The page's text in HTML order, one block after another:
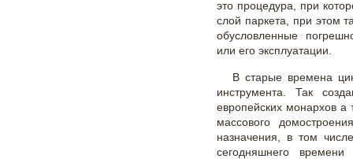
это процедура, при
слой паркета, при этом
обусловленные
или его эксплуатации.
В старые времена
инструмента. Так
европейских монархов а
массового
назначения, в том
сегодняшнего